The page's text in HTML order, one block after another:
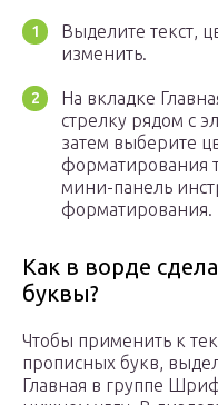
Выделите текст,
изменить.
На вкладке
стрелку рядом с
затем выберите
форматирования
мини-панель
форматирования.
Как в ворде
буквы?
Чтобы применить к
прописных букв,
Главная в группе